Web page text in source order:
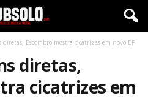
diretas, Escombro mostra cicatrizes em novo EP
diretas,
cicatrizes em